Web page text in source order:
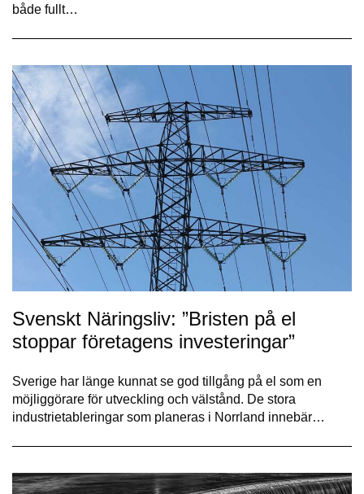
både fullt…
Svenskt Näringsliv: ”Bristen på el
stoppar företagens investeringar”
Sverige har länge kunnat se god tillgång på el som en
möjliggörare för utveckling och välstånd. De stora
industrietableringar som planeras i Norrland innebär…